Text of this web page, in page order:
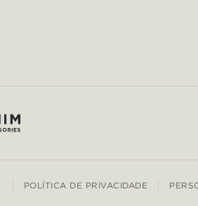
POLÍTICA DE PRIVACIDADE